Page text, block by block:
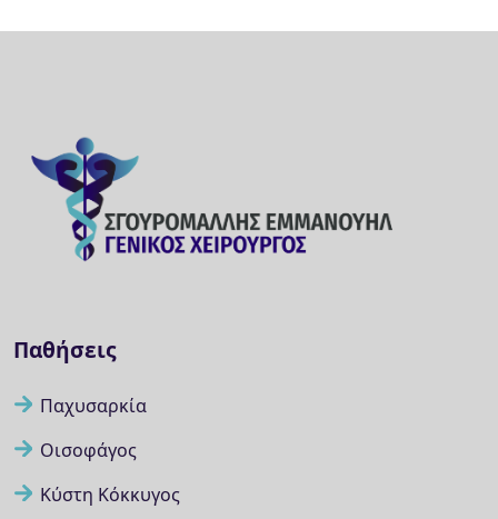
Παθήσεις
Παχυσαρκία
Οισοφάγος
Κύστη Κόκκυγος